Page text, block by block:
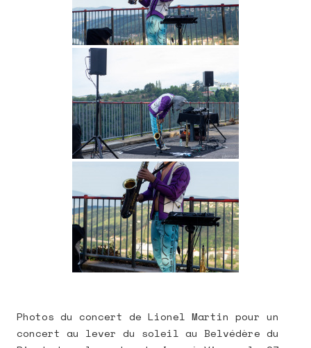
Photos du concert de Lionel Martin pour un
concert au lever du soleil au Belvédère du